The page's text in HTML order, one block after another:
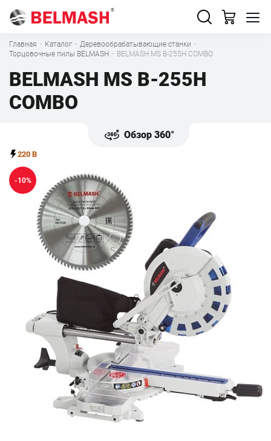
Главная · Каталог · Деревообрабатывающие станки ·
Торцовочные пилы BELMASH · BELMASH MS B-255H COMBO
BELMASH MS B-255H
COMBO
Обзор 360°
220 В
-10%